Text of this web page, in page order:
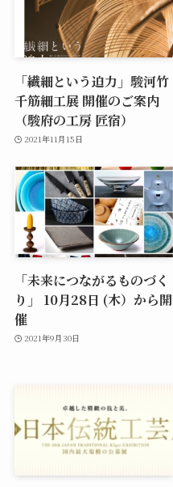
「繊細という迫力」駿河竹
千筋細工展 開催のご案内
（駿府の工房 匠宿）
2021年11月15日
「未来につながるものづく
り」 10月28日 (木）から開
催
2021年9月30日